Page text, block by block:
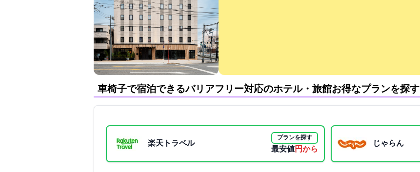
車椅子で宿泊できるバリアフリー対応のホテル・旅館:お得なプランを探す
楽天トラベル
プランを探す
最安値1750円から
じゃらん